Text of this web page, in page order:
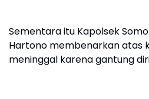
Sementara itu Kapolsek
Hartono membenarkan atas
meninggal karena gantung